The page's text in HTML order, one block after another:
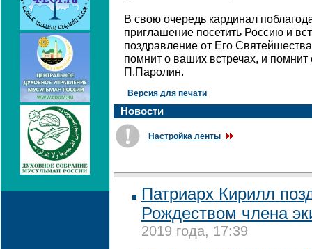
В свою очередь кардинал
приглашение посетить Россию и
поздравление от Его
помнит о ваших встречах, и помнит
П.Паролин.
Версия для печати
Новости
Настройка ленты
Патриарх Кирилл
Рождеством члена
2019 года, 17:39